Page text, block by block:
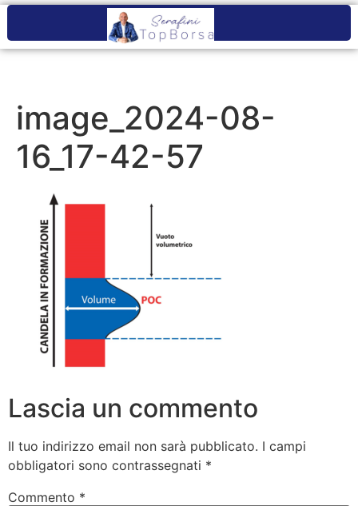
image_2024-08-
16_17-42-57
Lascia un commento
Il tuo indirizzo email non sarà pubblicato. I campi
obbligatori sono contrassegnati *
Commento *